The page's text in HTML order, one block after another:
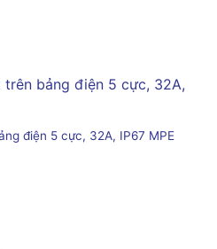
điện 5 cực, 32A, IP67 MPE